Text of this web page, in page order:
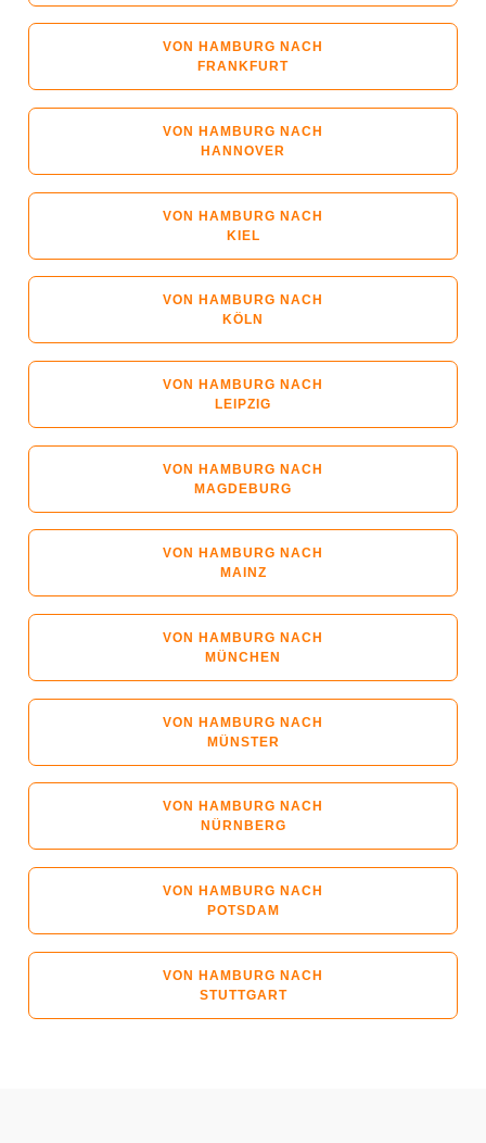
VON HAMBURG NACH
FRANKFURT
VON HAMBURG NACH
HANNOVER
VON HAMBURG NACH
KIEL
VON HAMBURG NACH
KÖLN
VON HAMBURG NACH
LEIPZIG
VON HAMBURG NACH
MAGDEBURG
VON HAMBURG NACH
MAINZ
VON HAMBURG NACH
MÜNCHEN
VON HAMBURG NACH
MÜNSTER
VON HAMBURG NACH
NÜRNBERG
VON HAMBURG NACH
POTSDAM
VON HAMBURG NACH
STUTTGART